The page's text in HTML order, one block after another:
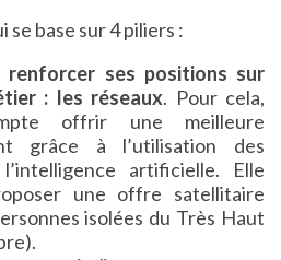
base sur 4 piliers :
renforcer ses positions sur
: les réseaux. Pour cela,
offrir une meilleure
grâce à l’utilisation des
artificielle. Elle
une offre satellitaire
isolées du Très Haut